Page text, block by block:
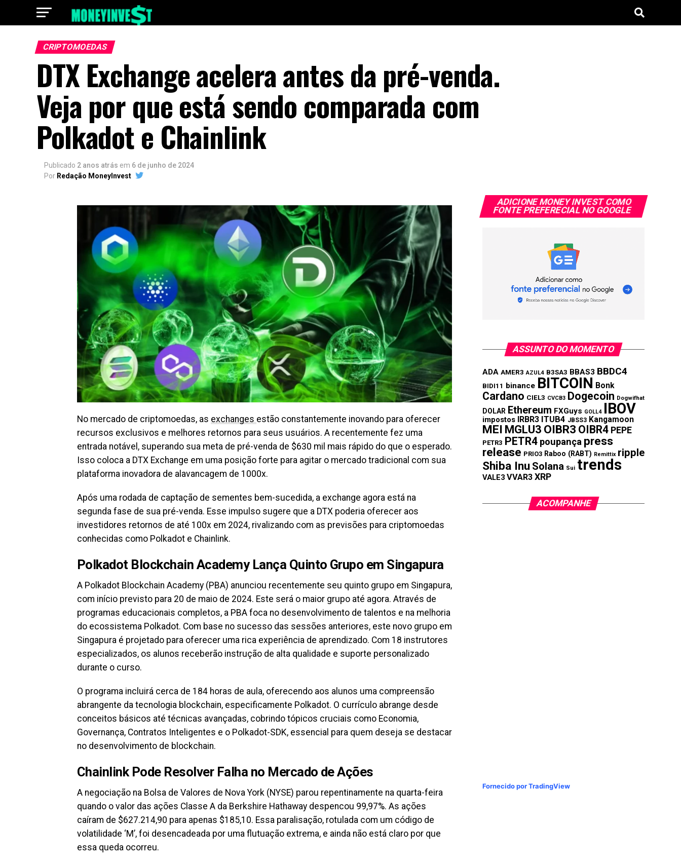
CRIPTOMOEDAS
DTX Exchange acelera antes da pré-venda.
Veja por que está sendo comparada com
Polkadot e Chainlink
Publicado 2 anos atrás em 6 de junho de 2024
Por Redação MoneyInvest
No mercado de criptomoedas, as exchanges estão constantemente inovando para oferecer
recursos exclusivos e melhores retornos para seus usuários. A recentemente fez uma
entrada notável, superando sua meta de pré-venda de $630 mil mais rápido do que o esperado.
Isso coloca a DTX Exchange em uma posição forte para agitar o mercado tradicional com sua
plataforma inovadora de alavancagem de 1000x.
Após uma rodada de captação de sementes bem-sucedida, a exchange agora está na
segunda fase de sua pré-venda. Esse impulso sugere que a DTX poderia oferecer aos
investidores retornos de até 100x em 2024, rivalizando com as previsões para criptomoedas
conhecidas como Polkadot e Chainlink.
Polkadot Blockchain Academy Lança Quinto Grupo em Singapura
A Polkadot Blockchain Academy (PBA) anunciou recentemente seu quinto grupo em Singapura,
com início previsto para 20 de maio de 2024. Este será o maior grupo até agora. Através de
programas educacionais completos, a PBA foca no desenvolvimento de talentos e na melhoria
do ecossistema Polkadot. Com base no sucesso das sessões anteriores, este novo grupo em
Singapura é projetado para oferecer uma rica experiência de aprendizado. Com 18 instrutores
especializados, os alunos receberão instrução de alta qualidade e suporte personalizado
durante o curso.
O programa incluirá cerca de 184 horas de aula, oferecendo aos alunos uma compreensão
abrangente da tecnologia blockchain, especificamente Polkadot. O currículo abrange desde
conceitos básicos até técnicas avançadas, cobrindo tópicos cruciais como Economia,
Governança, Contratos Inteligentes e o Polkadot-SDK, essencial para quem deseja se destacar
no desenvolvimento de blockchain.
Chainlink Pode Resolver Falha no Mercado de Ações
A negociação na Bolsa de Valores de Nova York (NYSE) parou repentinamente na quarta-feira
quando o valor das ações Classe A da Berkshire Hathaway despencou 99,97%. As ações
caíram de $627.214,90 para apenas $185,10. Essa paralisação, rotulada com um código de
volatilidade ‘M’, foi desencadeada por uma flutuação extrema, e ainda não está claro por que
essa queda ocorreu.
ADICIONE MONEY INVEST COMO
FONTE PREFERECIAL NO GOOGLE
ASSUNTO DO MOMENTO
ADA AMER3 AZUL4 B3SA3 BBAS3 BBDC4
BIDI11 binance BITCOIN Bonk
Cardano CIEL3 CVCB3 Dogecoin Dogwifhat
DOLAR Ethereum FXGuys GOLL4 IBOV
impostos IRBR3 ITUB4 JBSS3 Kangamoon
MEI MGLU3 OIBR3 OIBR4 PEPE
PETR3 PETR4 poupança press
release PRIO3 Raboo (RABT) Remittix ripple
Shiba Inu Solana Sui trends
VALE3 VVAR3 XRP
ACOMPANHE
Fornecido por TradingView